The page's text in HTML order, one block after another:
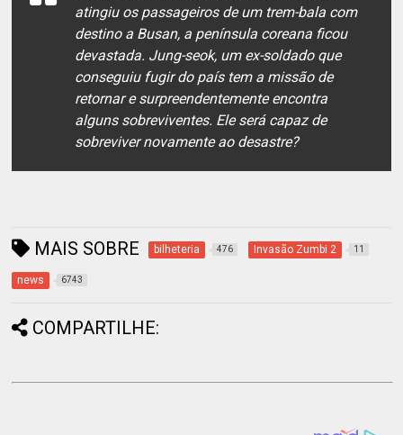
atingiu os passageiros de um trem-bala com
destino a Busan, a península coreana ficou
devastada. Jung-seok, um ex-soldado que
conseguiu fugir do país tem a missão de
retornar e surpreendentemente encontra
alguns sobreviventes. Ele será capaz de
sobreviver novamente ao desastre?
MAIS SOBRE bilheteria 476 Invasão Zumbi 2 11
news 6743
COMPARTILHE: